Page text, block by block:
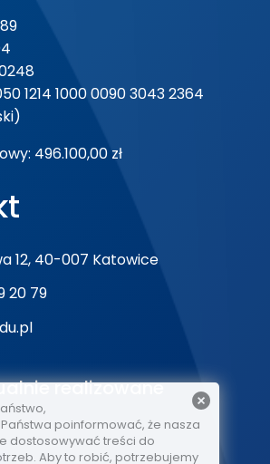
1214 1000 0090 3043 2364
496.100,00 zł
12, 40-007 Katowice
20 79
realizowane
poinformować, że nasza
dostosowywać treści do
Aby to robić, potrzebujemy